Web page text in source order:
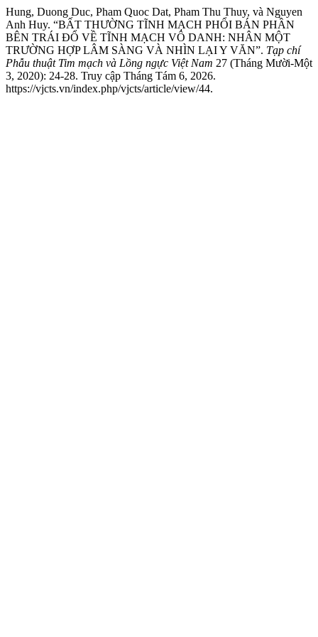
Hung, Duong Duc, Pham Quoc Dat, Pham Thu Thuy, và Nguyen
Anh Huy. “BẤT THƯỜNG TĨNH MẠCH PHỔI BÁN PHẦN
BÊN TRÁI ĐỔ VỀ TĨNH MẠCH VÔ DANH: NHÂN MỘT
TRƯỜNG HỢP LÂM SÀNG VÀ NHÌN LẠI Y VĂN”. Tạp chí
Phẫu thuật Tim mạch và Lồng ngực Việt Nam 27 (Tháng Mười-Một
3, 2020): 24-28. Truy cập Tháng Tám 6, 2026.
https://vjcts.vn/index.php/vjcts/article/view/44.